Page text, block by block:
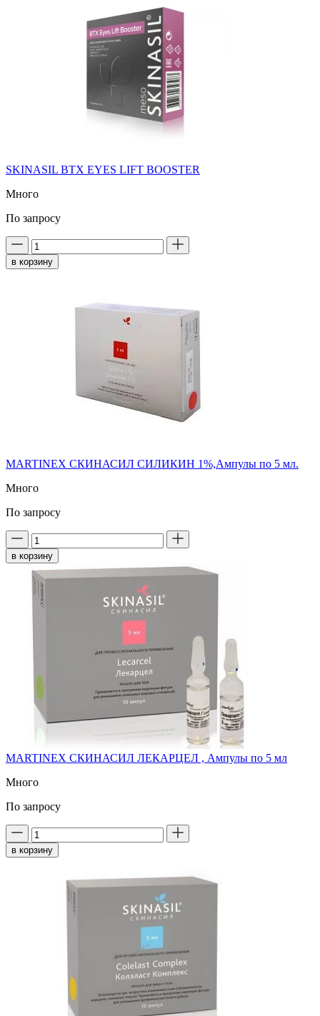
SKINASIL BTX EYES LIFT BOOSTER
Много
По запросу
в корзину
MARTINEX СКИНАСИЛ СИЛИКИН 1%,Ампулы по 5 мл.
Много
По запросу
в корзину
MARTINEX СКИНАСИЛ ЛЕКАРЦЕЛ , Ампулы по 5 мл
Много
По запросу
в корзину